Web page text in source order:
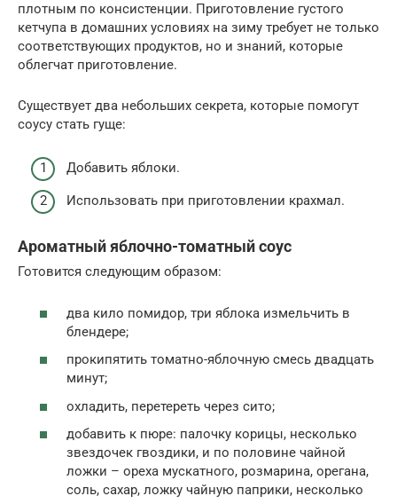
плотным по консистенции. Приготовление густого
кетчупа в домашних условиях на зиму требует не только
соответствующих продуктов, но и знаний, которые
облегчат приготовление.
Существует два небольших секрета, которые помогут
соусу стать гуще:
Добавить яблоки.
Использовать при приготовлении крахмал.
Ароматный яблочно-томатный соус
Готовится следующим образом:
два кило помидор, три яблока измельчить в
блендере;
прокипятить томатно-яблочную смесь двадцать
минут;
охладить, перетереть через сито;
добавить к пюре: палочку корицы, несколько
звездочек гвоздики, и по половине чайной
ложки – ореха мускатного, розмарина, орегана,
соль, сахар, ложку чайную паприки, несколько